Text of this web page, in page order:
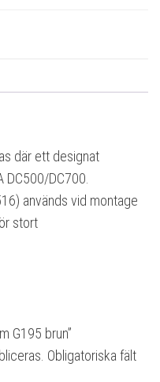
där ett designat
DC500/DC700.
används vid montage
stort
G195 brun”
Obligatoriska fält